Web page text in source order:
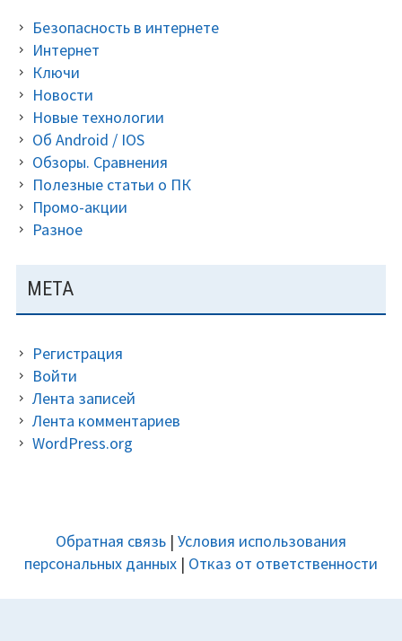
Безопасность в интернете
Интернет
Ключи
Новости
Новые технологии
Об Android / IOS
Обзоры. Сравнения
Полезные статьи о ПК
Промо-акции
Разное
МЕТА
Регистрация
Войти
Лента записей
Лента комментариев
WordPress.org
ПАНЕЛЬОбратная связь | Условия использования
персональных данных | Отказ от ответственности